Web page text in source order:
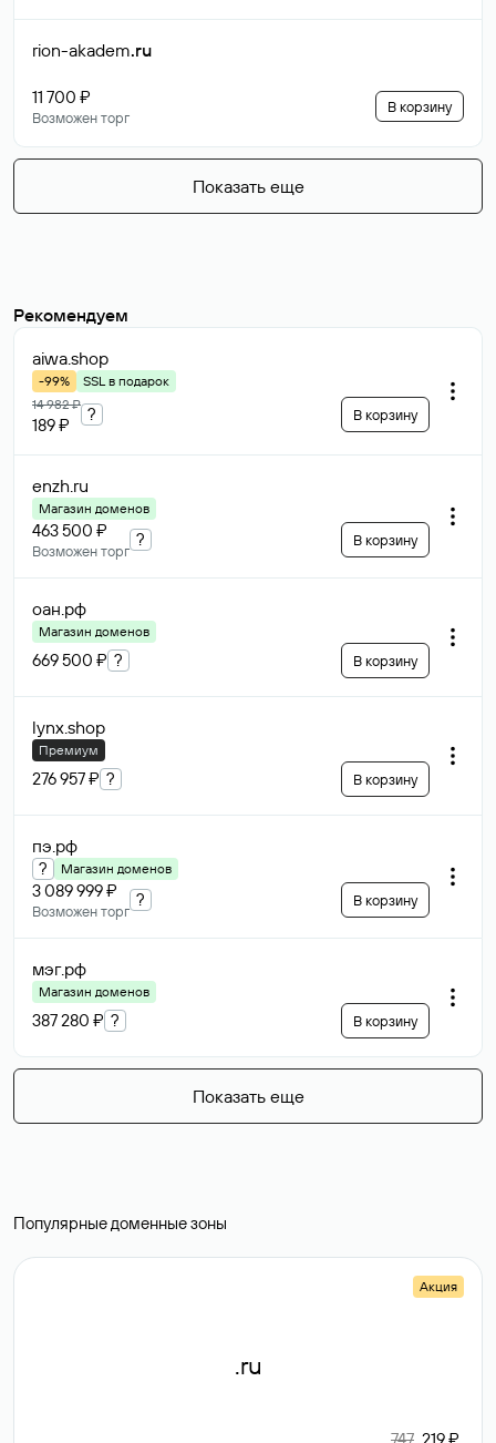
rion-akadem.ru
11 700 ₽
Возможен торг
В корзину
Показать еще
Рекомендуем
aiwa.shop
-99%
SSL в подарок
14 982 ₽
189 ₽
? В корзину
enzh.ru
Магазин доменов
463 500 ₽
Возможен торг
? В корзину
оан.рф
Магазин доменов
669 500 ₽ ? В корзину
lynx.shop
Премиум
276 957 ₽ ? В корзину
пэ.рф
? Магазин доменов
3 089 999 ₽
Возможен торг
? В корзину
мэг.рф
Магазин доменов
387 280 ₽ ? В корзину
Показать еще
Популярные доменные зоны
Акция
.ru